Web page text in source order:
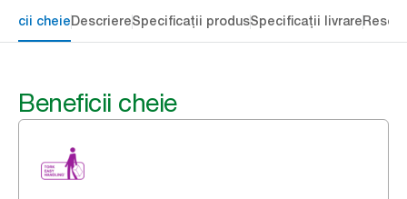
cheieDescriereSpecificații produsSpecificații livrare
Beneficii cheie